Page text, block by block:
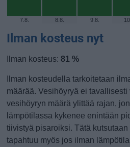
7.8. 8.8. 9.8.
Ilman kosteus nyt
Ilman kosteus:81 %
Ilman kosteudella tarkoitetaan
määrää. Vesihöyryä ei
vesihöyryn määrä ylittää rajan,
lämpötilassa kykenee enintään
tiivistyä pisaroiksi. Tätä
tapahtuu myös jos ilman